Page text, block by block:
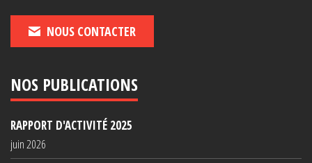
NOUS CONTACTER
NOS PUBLICATIONS
RAPPORT D'ACTIVITÉ 2025
juin 2026